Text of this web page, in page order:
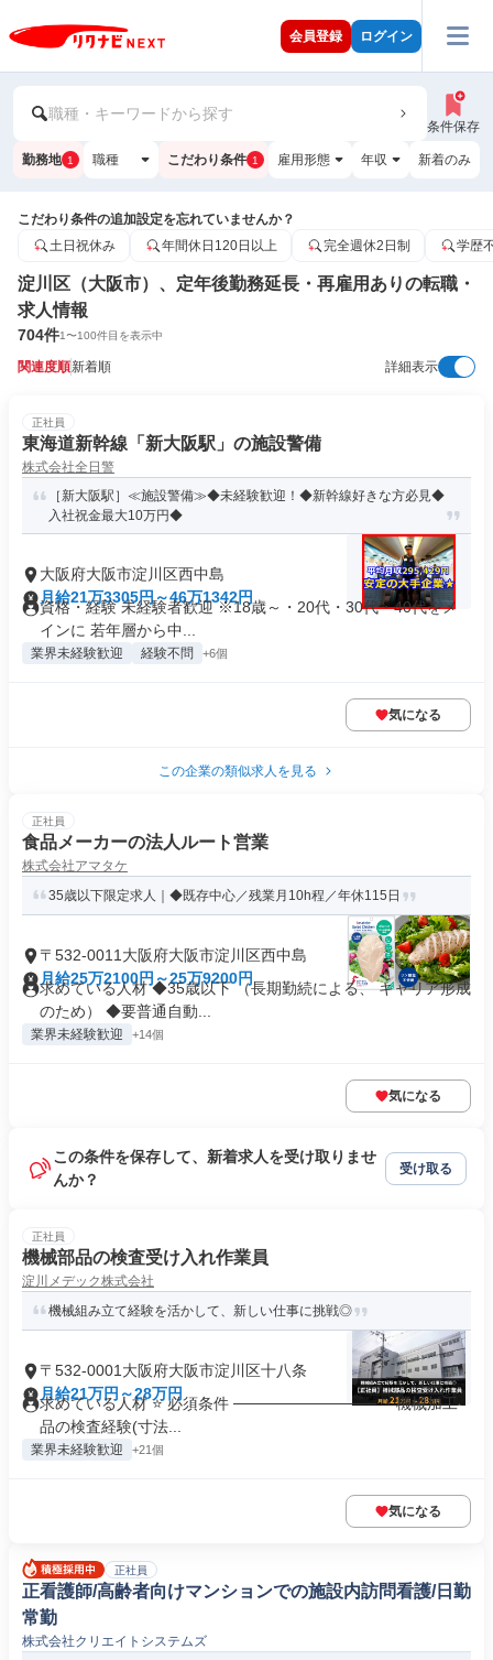
会員登録 ログイン
職種・キーワードから探す
条件保存
勤務地 1 職種 こだわり条件 1 雇用形態 年収 新着のみ
こだわり条件の追加設定を忘れていませんか？
土日祝休み
年間休日120日以上 完全週休2日制 学歴
淀川区（大阪市）、定年後勤務延長・再雇用ありの転職・
求人情報
704件1〜100件目を表示中
関連度順新着順 詳細表示
正社員
東海道新幹線「新大阪駅」の施設警備
株式会社全日警
［新大阪駅］≪施設警備≫◆未経験歓迎！◆新幹線好きな方必見◆
入社祝金最大10万円◆
大阪府大阪市淀川区西中島
月給21万3305円～46万1342円
資格・経験 未経験者歓迎 ※18歳～・20代・30代・40代をメ
インに 若年層から中...
業界未経験歓迎 経験不問 +6個
気になる
この企業の類似求人を見る
正社員
食品メーカーの法人ルート営業
株式会社アマタケ
35歳以下限定求人｜◆既存中心／残業月10h程／年休115日
〒532-0011大阪府大阪市淀川区西中島
月給25万2100円～25万9200円
求めている人材 ◆35歳以下 （長期勤続による、 キャリア形成
のため） ◆要普通自動...
業界未経験歓迎 +14個
気になる
この条件を保存して、新着求人を受け取りませ
んか？
受け取る
正社員
機械部品の検査受け入れ作業員
淀川メデック株式会社
機械組み立て経験を活かして、新しい仕事に挑戦◎
〒532-0001大阪府大阪市淀川区十八条
月給21万円～28万円
求めている人材 ⭐ 必須条件 ───────────── ・機械加工
品の検査経験(寸法...
業界未経験歓迎 +21個
気になる
正社員
正看護師/高齢者向けマンションでの施設内訪問看護/日勤
常勤
株式会社クリエイトシステムズ